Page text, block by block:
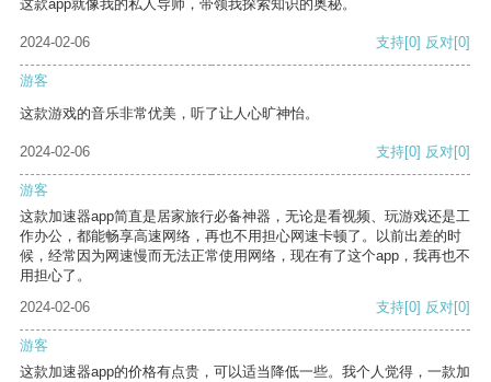
这款app就像我的私人导师，带领我探索知识的奥秘。
2024-02-06 支持[0] 反对[0]
游客
这款游戏的音乐非常优美，听了让人心旷神怡。
2024-02-06 支持[0] 反对[0]
游客
这款加速器app简直是居家旅行必备神器，无论是看视频、玩游戏还是工
作办公，都能畅享高速网络，再也不用担心网速卡顿了。以前出差的时
候，经常因为网速慢而无法正常使用网络，现在有了这个app，我再也不
用担心了。
2024-02-06
支持[0] 反对[0]
游客
这款加速器app的价格有点贵，可以适当降低一些。我个人觉得，一款加